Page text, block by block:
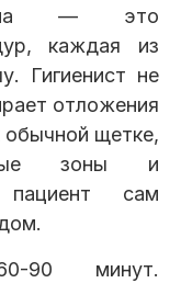
— это
каждая из
Гигиенист не
отложения
обычной щетке,
зоны и
пациент сам
90 минут.